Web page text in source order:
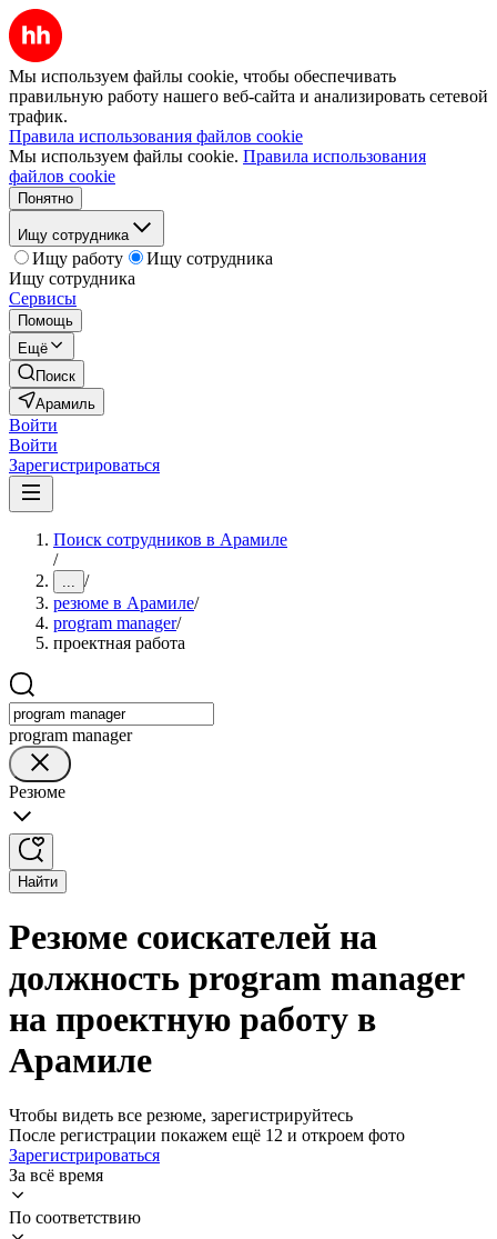
Мы используем файлы cookie, чтобы обеспечивать
правильную работу нашего веб-сайта и анализировать сетевой
трафик.
Правила использования файлов cookie
Мы используем файлы cookie. Правила использования
файлов cookie
Понятно
Ищу сотрудника
Ищу работу
Ищу сотрудника
Ищу сотрудника
Сервисы
Помощь
Ещё
Поиск
Арамиль
Войти
Войти
Зарегистрироваться
Поиск сотрудников в Арамиле
/
... /
резюме в Арамиле/
program manager/
проектная работа
program manager
Резюме
Найти
Резюме соискателей на
должность program manager
на проектную работу в
Арамиле
Чтобы видеть все резюме, зарегистрируйтесь
После регистрации покажем ещё 12 и откроем фото
Зарегистрироваться
За всё время
По соответствию